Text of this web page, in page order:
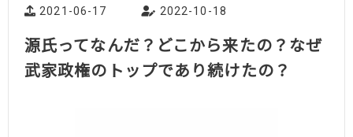
2021-06-17 2022-10-18
源氏ってなんだ？どこから来たの？なぜ
武家政権のトップであり続けたの？